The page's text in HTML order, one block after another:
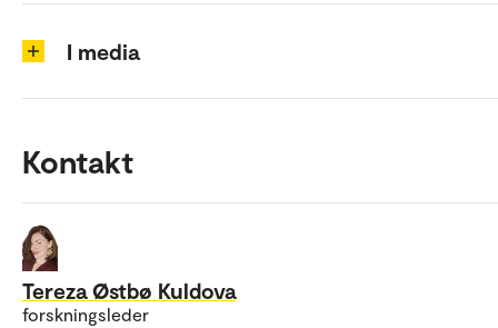
I media
Kontakt
Tereza Østbø Kuldova
forskningsleder